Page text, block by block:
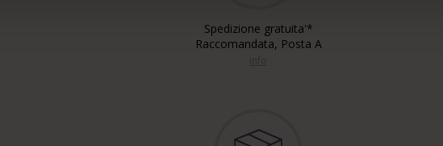
Spedizione gratuita'*
Raccomandata, Posta A